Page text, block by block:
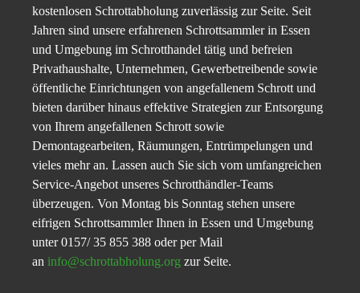
kostenlosen Schrottabholung zuverlässig zur Seite. Seit
Jahren sind unsere erfahrenen Schrottsammler in Essen
und Umgebung im Schrotthandel tätig und befreien
Privathaushalte, Unternehmen, Gewerbetreibende sowie
öffentliche Einrichtungen von angefallenem Schrott und
bieten darüber hinaus effektive Strategien zur Entsorgung
von Ihrem angefallenen Schrott sowie
Demontagearbeiten, Räumungen, Entrümpelungen und
vieles mehr an. Lassen auch Sie sich vom umfangreichen
Service-Angebot unseres Schrotthändler-Teams
überzeugen. Von Montag bis Sonntag stehen unsere
eifrigen Schrottsammler Ihnen in Essen und Umgebung
unter 0157/ 35 855 388 oder per Mail
an info@schrottabholung.org zur Seite.